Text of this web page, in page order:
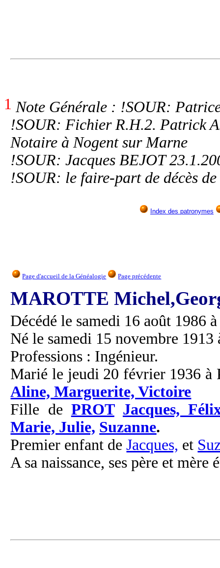
1 Note Générale : !SOUR:
!SOUR: Fichier R.H.2. Patrick
Notaire à Nogent sur Marne
!SOUR: Jacques BEJOT
!SOUR: le faire-part de décès
Index des patronymes
Page d'accueil de la Généalogie Page précédente
MAROTTE
Décédé le samedi 16 août 1986
Né le samedi 15 novembre 1913
Professions : Ingénieur.
Marié le jeudi 20 février 1936 à
Aline, Marguerite, Victoire
Fille de PROT Jacques,
Marie, Julie, Suzanne.
Premier enfant deJacques, et
A sa naissance, ses père et mère